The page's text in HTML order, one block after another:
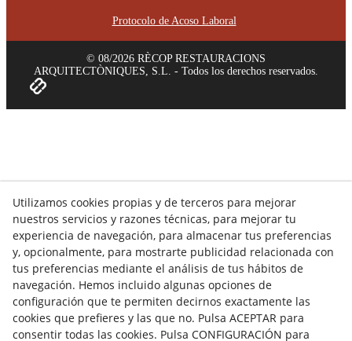
Protocolo de Acoso Laboral
© 08/2026 RÈCOP RESTAURACIONS
ARQUITECTÒNIQUES, S.L. - Todos los derechos reservados.
Utilizamos cookies propias y de terceros para mejorar
nuestros servicios y razones técnicas, para mejorar tu
experiencia de navegación, para almacenar tus preferencias
y, opcionalmente, para mostrarte publicidad relacionada con
tus preferencias mediante el análisis de tus hábitos de
navegación. Hemos incluido algunas opciones de
configuración que te permiten decirnos exactamente las
cookies que prefieres y las que no. Pulsa ACEPTAR para
consentir todas las cookies. Pulsa CONFIGURACIÓN para